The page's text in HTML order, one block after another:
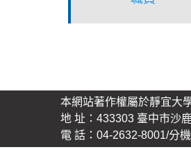
本網站著作權屬於靜宜大
地 址：433303 臺中市沙
電 話：04-2632-8001/分